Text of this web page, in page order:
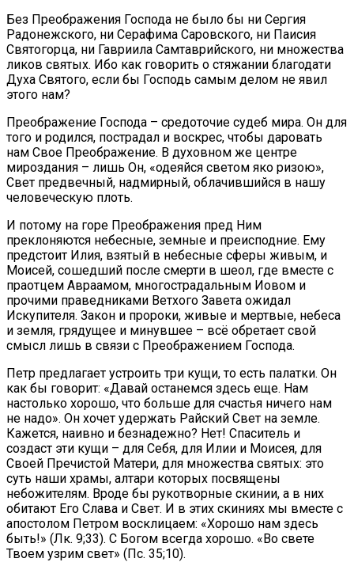
Без Преображения Господа не было бы ни Сергия
Радонежского, ни Серафима Саровского, ни Паисия
Святогорца, ни Гавриила Самтаврийского, ни множества
ликов святых. Ибо как говорить о стяжании благодати
Духа Святого, если бы Господь самым делом не явил
этого нам?
Преображение Господа – средоточие судеб мира. Он для
того и родился, пострадал и воскрес, чтобы даровать
нам Свое Преображение. В духовном же центре
мироздания – лишь Он, «одеяйся светом яко ризою»,
Свет предвечный, надмирный, облачившийся в нашу
человеческую плоть.
И потому на горе Преображения пред Ним
преклоняются небесные, земные и преисподние. Ему
предстоит Илия, взятый в небесные сферы живым, и
Моисей, сошедший после смерти в шеол, где вместе с
праотцем Авраамом, многострадальным Иовом и
прочими праведниками Ветхого Завета ожидал
Искупителя. Закон и пророки, живые и мертвые, небеса
и земля, грядущее и минувшее – всё обретает свой
смысл лишь в связи с Преображением Господа.
Петр предлагает устроить три кущи, то есть палатки. Он
как бы говорит: «Давай останемся здесь еще. Нам
настолько хорошо, что больше для счастья ничего нам
не надо». Он хочет удержать Райский Свет на земле.
Кажется, наивно и безнадежно? Нет! Спаситель и
создаст эти кущи – для Себя, для Илии и Моисея, для
Своей Пречистой Матери, для множества святых: это
суть наши храмы, алтари которых посвящены
небожителям. Вроде бы рукотворные скинии, а в них
обитают Его Слава и Свет. И в этих скиниях мы вместе с
апостолом Петром восклицаем: «Хорошо нам здесь
быть!» (Лк. 9;33). С Богом всегда хорошо. «Во свете
Твоем узрим свет» (Пс. 35;10).